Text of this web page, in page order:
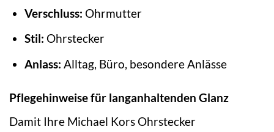
Verschluss: Ohrmutter
Stil: Ohrstecker
Anlass: Alltag, Büro, besondere Anlässe
Pflegehinweise für langanhaltenden Glanz
Damit Ihre Michael Kors Ohrstecker